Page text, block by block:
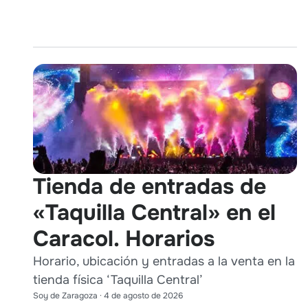
Tienda de entradas de
«Taquilla Central» en el
Caracol. Horarios
Horario, ubicación y entradas a la venta en la
tienda física ‘Taquilla Central’
Soy de Zaragoza · 4 de agosto de 2026